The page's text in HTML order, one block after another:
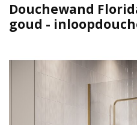
Douchewand
goud -